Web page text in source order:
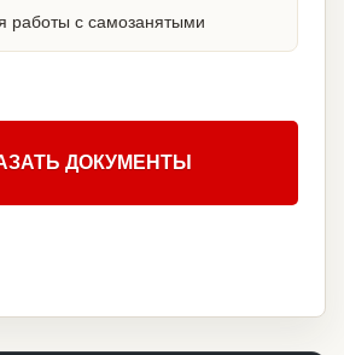
работы с самозанятыми
ДОКУМЕНТЫ